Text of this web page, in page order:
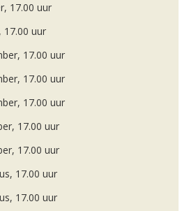
17.00 uur
uur
17.00 uur
17.00 uur
17.00 uur
17.00 uur
17.00 uur
17.00 uur
17.00 uur